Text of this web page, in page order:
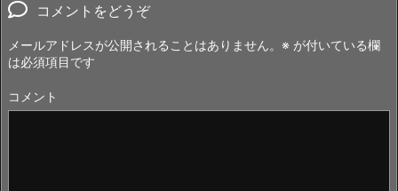
コメントをどうぞ
メールアドレスが公開されることはありません。 ※ が付いている欄
は必須項目です
コメント